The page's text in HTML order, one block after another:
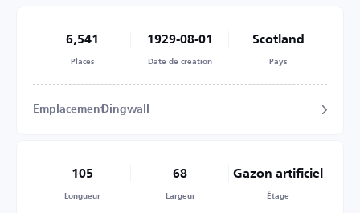
6,541
Places
1929-08-01
Date de création
Scotland
Pays
EmplacementDingwall
105
Longueur
68
Largeur
Gazon artificiel
Étage